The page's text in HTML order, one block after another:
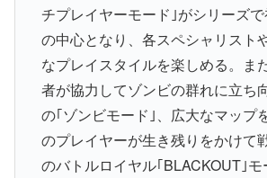
チプレイヤーモード｣がシリーズ
の中心となり、各スペシャリスト
なプレイスタイルを楽しめる。ま
者が協力してゾンビの群れに立ち
の｢ゾンビモード｣、広大なマップ
のプレイヤーが生き残りをかけて
のバトルロイヤル｢BLACKOUT｣モ